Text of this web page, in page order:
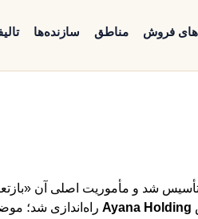
فروش مناطق سازنده‌ها
شد و مأموریت اصلی آن
Ayana Holding